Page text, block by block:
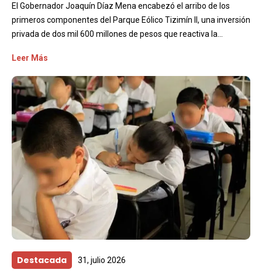
El Gobernador Joaquín Díaz Mena encabezó el arribo de los
primeros componentes del Parque Eólico Tizimín II, una inversión
privada de dos mil 600 millones de pesos que reactiva la...
Leer Más
Destacada 31, julio 2026